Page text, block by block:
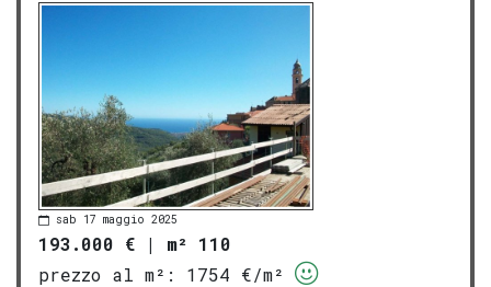
sab 17 maggio 2025
193.000 € | m² 110
prezzo al m²:
1754 €/m²